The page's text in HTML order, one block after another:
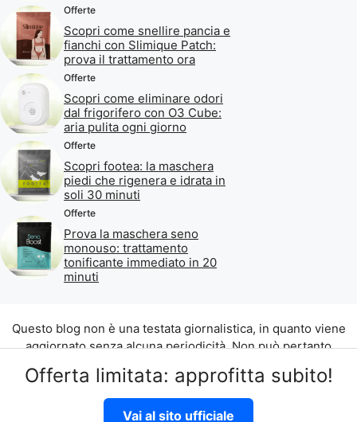
Offerta limitata: approfitta subito!
Vai al sito ufficiale
Offerte
Scopri come snellire pancia e
fianchi con Slimique Patch:
prova il trattamento ora
Offerte
Scopri come eliminare odori
dal frigorifero con O3 Cube:
aria pulita ogni giorno
Offerte
Scopri footea: la maschera
piedi che rigenera e idrata in
soli 30 minuti
Offerte
Prova la maschera seno
monouso: trattamento
tonificante immediato in 20
minuti
Questo blog non è una testata giornalistica, in quanto viene
aggiornato senza alcuna periodicità. Non può pertanto
considerarsi un prodotto editoriale ai sensi della legge n. 62
del 07.03.2001.
©2026 di Aliados Srl C.da Piana Romana snc, 90010 Lascari
(PA) P.IVA 07262700821